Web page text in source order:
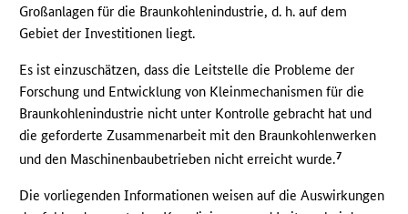
Großanlagen für die Braunkohlenindustrie, d. h. auf dem
Gebiet der Investitionen liegt.
Es ist einzuschätzen, dass die Leitstelle die Probleme der
Forschung und Entwicklung von Kleinmechanismen für die
Braunkohlenindustrie nicht unter Kontrolle gebracht hat und
die geforderte Zusammenarbeit mit den Braunkohlenwerken
und den Maschinenbaubetrieben nicht erreicht wurde.7
Die vorliegenden Informationen weisen auf die Auswirkungen